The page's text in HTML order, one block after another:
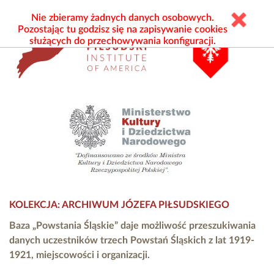
KOLEKCJA: ARCHIWUM JÓZEFA PIŁSUDSKIEGO
Baza „Powstania Śląskie” daje możliwość przeszukiwania
danych uczestników trzech Powstań Śląskich z lat 1919-
1921, miejscowości i organizacji.
Nie zbieramy żadnych danych osobowych.
Pozostając tu godzisz się na zapisywanie cookies
służących do przechowywania konfiguracji.